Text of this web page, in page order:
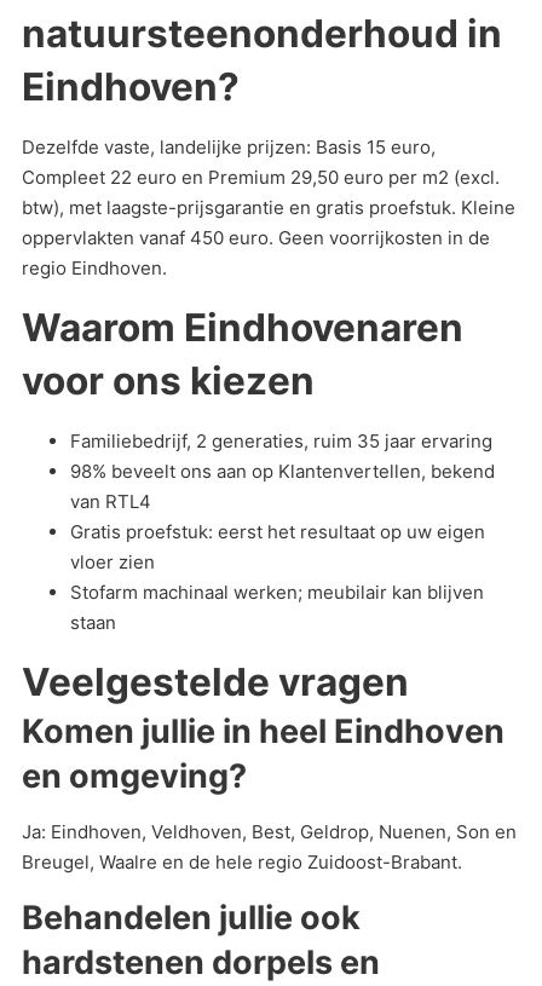
natuursteenonderhoud in
Eindhoven?
Dezelfde vaste, landelijke prijzen: Basis 15 euro,
Compleet 22 euro en Premium 29,50 euro per m2 (excl.
btw), met laagste-prijsgarantie en gratis proefstuk. Kleine
oppervlakten vanaf 450 euro. Geen voorrijkosten in de
regio Eindhoven.
Waarom Eindhovenaren
voor ons kiezen
Familiebedrijf, 2 generaties, ruim 35 jaar ervaring
98% beveelt ons aan op Klantenvertellen, bekend
van RTL4
Gratis proefstuk: eerst het resultaat op uw eigen
vloer zien
Stofarm machinaal werken; meubilair kan blijven
staan
Veelgestelde vragen
Komen jullie in heel Eindhoven
en omgeving?
Ja: Eindhoven, Veldhoven, Best, Geldrop, Nuenen, Son en
Breugel, Waalre en de hele regio Zuidoost-Brabant.
Behandelen jullie ook
hardstenen dorpels en